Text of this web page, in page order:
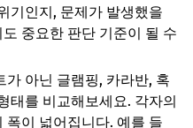
기인지, 문제가 발생했을
중요한 판단 기준이 될 수
가 아닌 글램핑, 카라반, 혹
태를 비교해보세요. 각자의
폭이 넓어집니다. 예를 들